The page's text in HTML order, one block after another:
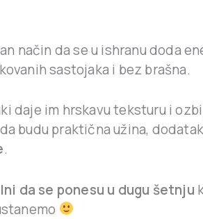
način da se u ishranu doda
sastojaka i bez brašna.
daje im hrskavu teksturu i
budu praktična užina,
.
da se ponesu u dugu šetnju